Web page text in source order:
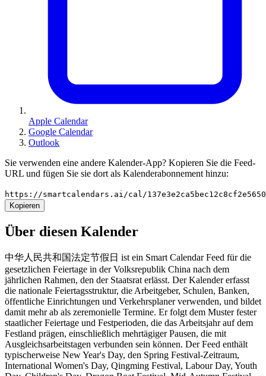
Apple Calendar
Google Calendar
Outlook
Sie verwenden eine andere Kalender-App? Kopieren Sie die Feed-
URL und fügen Sie sie dort als Kalenderabonnement hinzu:
https://smartcalendars.ai/cal/
Kopieren
Über diesen Kalender
中华人民共和国法定节假日 ist ein Smart Calendar Feed für die
gesetzlichen Feiertage in der Volksrepublik China nach dem
jährlichen Rahmen, den der Staatsrat erlässt. Der Kalender erfasst
die nationale Feiertagsstruktur, die Arbeitgeber, Schulen, Banken,
öffentliche Einrichtungen und Verkehrsplaner verwenden, und bildet
damit mehr ab als zeremonielle Termine. Er folgt dem Muster fester
staatlicher Feiertage und Festperioden, die das Arbeitsjahr auf dem
Festland prägen, einschließlich mehrtägiger Pausen, die mit
Ausgleichsarbeitstagen verbunden sein können. Der Feed enthält
typischerweise New Year's Day, den Spring Festival-Zeitraum,
International Women's Day, Qingming Festival, Labour Day, Youth